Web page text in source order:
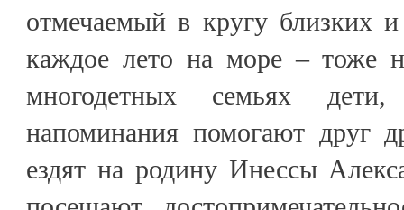
отмечаемый в кругу близких
каждое лето на море – тоже
многодетных семьях
напоминания помогают друг
ездят на родину Инессы